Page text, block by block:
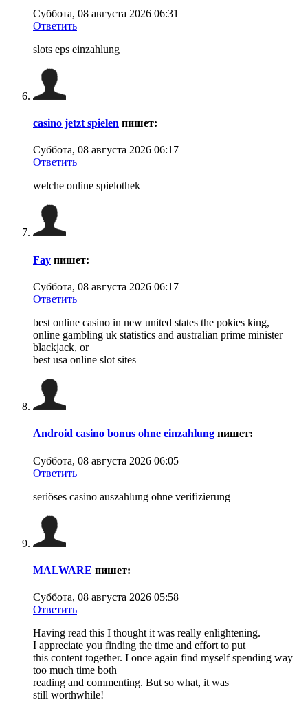
Суббота, 08 августа 2026 06:31
Ответить
slots eps einzahlung
casino jetzt spielen пишет:
Суббота, 08 августа 2026 06:17
Ответить
welche online spielothek
Fay пишет:
Суббота, 08 августа 2026 06:17
Ответить
best online casino in new united states the pokies king,
online gambling uk statistics and australian prime minister
blackjack, or
best usa online slot sites
Android casino bonus ohne einzahlung пишет:
Суббота, 08 августа 2026 06:05
Ответить
seriöses casino auszahlung ohne verifizierung
MALWARE пишет:
Суббота, 08 августа 2026 05:58
Ответить
Having read this I thought it was really enlightening.
I appreciate you finding the time and effort to put
this content together. I once again find myself spending way
too much time both
reading and commenting. But so what, it was
still worthwhile!